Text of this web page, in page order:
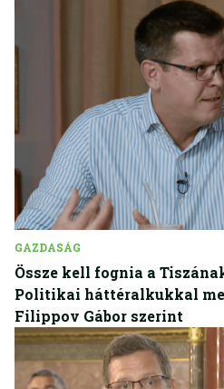
GAZDASÁG
Össze kell fognia a
Politikai háttéralkukkal
Filippov Gábor szerint